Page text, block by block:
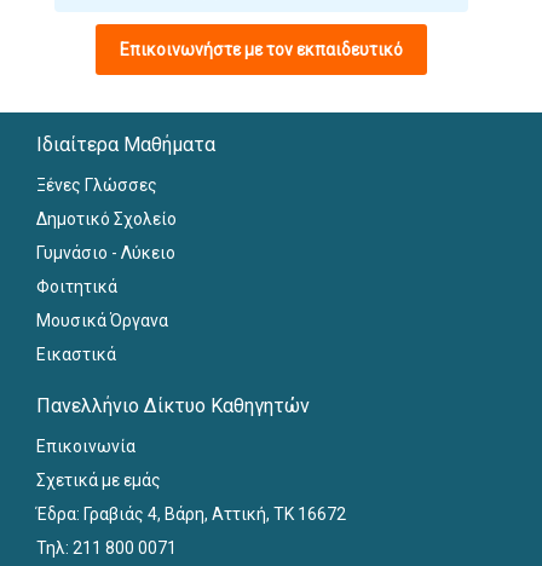
Επικοινωνήστε με τον εκπαιδευτικό
Ιδιαίτερα Μαθήματα
Ξένες Γλώσσες
Δημοτικό Σχολείο
Γυμνάσιο - Λύκειο
Φοιτητικά
Μουσικά Όργανα
Εικαστικά
Πανελλήνιο Δίκτυο Καθηγητών
Επικοινωνία
Σχετικά με εμάς
Έδρα: Γραβιάς 4, Βάρη, Αττική, ΤΚ 16672
Τηλ: 211 800 0071